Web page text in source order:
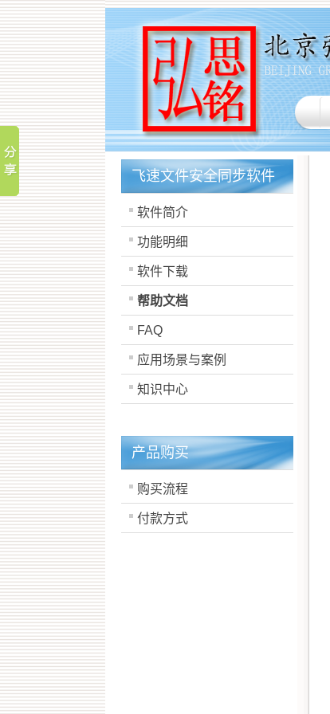
飞速文件安全同步软件
软件简介
功能明细
软件下载
帮助文档
FAQ
应用场景与案例
知识中心
产品购买
购买流程
付款方式